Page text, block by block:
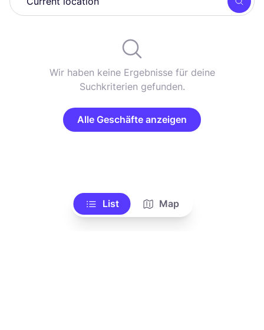
Wir haben keine Ergebnisse für deine
Suchkriterien gefunden.
Alle Geschäfte anzeigen
List Map